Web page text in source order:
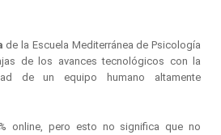
de la Escuela Mediterránea de Psicología
de los avances tecnológicos con la
de un equipo humano altamente
online, pero esto no significa que no